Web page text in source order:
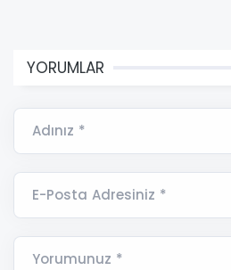
YORUMLAR
Adınız *
E-Posta Adresiniz *
Yorumunuz *